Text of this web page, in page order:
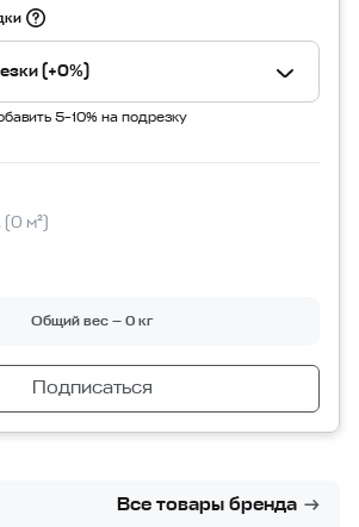
(+0%)
5–10% на подрезку
(0 м²)
Общий вес — 0 кг
Подписаться
Все товары бренда